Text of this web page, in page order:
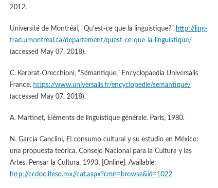
2012.
Université de Montréal, “Qu’est-ce que la linguistique?” http://ling-
trad.umontreal.ca/departement/quest-ce-que-la-linguistique/
(accessed May 07, 2018).
C. Kerbrat-Orecchioni, “Sémantique,” Encyclopaedia Universalis
France. https://www.universalis.fr/encyclopedie/semantique/
(accessed May 07, 2018).
A. Martinet, Eléments de linguistique générale. Paris, 1980.
N. García Canclini, El consumo cultural y su estudio en México:
una propuesta teórica. Consejo Nacional para la Cultura y las
Artes, Pensar la Cultura, 1993. [Online]. Available:
http://ccdoc.iteso.mx//cat.aspx?cmn=browse&id=1022